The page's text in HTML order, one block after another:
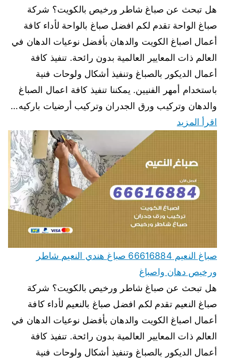
هل تبحث عن صباغ شاطر ورخيص بالكويت؟ شركة
صباغ الواحة تقدم لكم افضل صباغ بالواحة لأداء كافة
أعمال اصباغ الكويت والدهان بأفضل نوعيات الدهان في
العالم ذات المعايير العالمية بدون رائحة. تنفيذ كافة
أعمال الديكور بالصباغ وتنفيذ أشكال ولوحات فنية
باستخدام أمهر الفنيين. يمكننا تنفيذ كافة اعمال الصباغ
والدهان وتركيب ورق الجدران وتركيب أرضيات باركيه…
اقرأ المزيد
صباغ النعيم 66616884 صباغ هندي النعيم شاطر
ورخيص دهان واصباغ
هل تبحث عن صباغ شاطر ورخيص بالكويت؟ شركة
صباغ النعيم تقدم لكم افضل صباغ بالنعيم لأداء كافة
أعمال اصباغ الكويت والدهان بأفضل نوعيات الدهان في
العالم ذات المعايير العالمية بدون رائحة. تنفيذ كافة
أعمال الديكور بالصباغ وتنفيذ أشكال ولوحات فنية